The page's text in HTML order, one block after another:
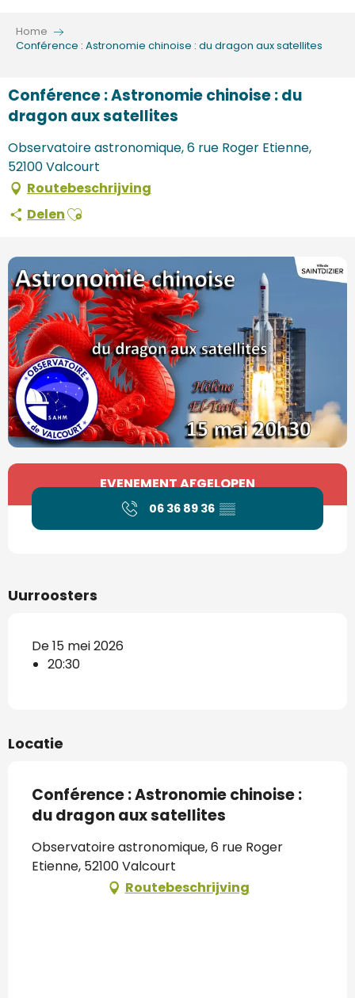
contenu
Home
Conférence : Astronomie chinoise : du dragon aux satellites
Conférence : Astronomie chinoise : du
dragon aux satellites
Observatoire astronomique, 6 rue Roger Etienne,
52100 Valcourt
Routebeschrijving
DelenAjouter aux favoris
Openingstijden en contactgegevens
EVENEMENT AFGELOPEN
06 36 89 36 ▒▒
Uurroosters
De 15 mei 2026
20:30
Locatie
Conférence : Astronomie chinoise :
du dragon aux satellites
Observatoire astronomique, 6 rue Roger
Etienne, 52100 Valcourt
Routebeschrijving